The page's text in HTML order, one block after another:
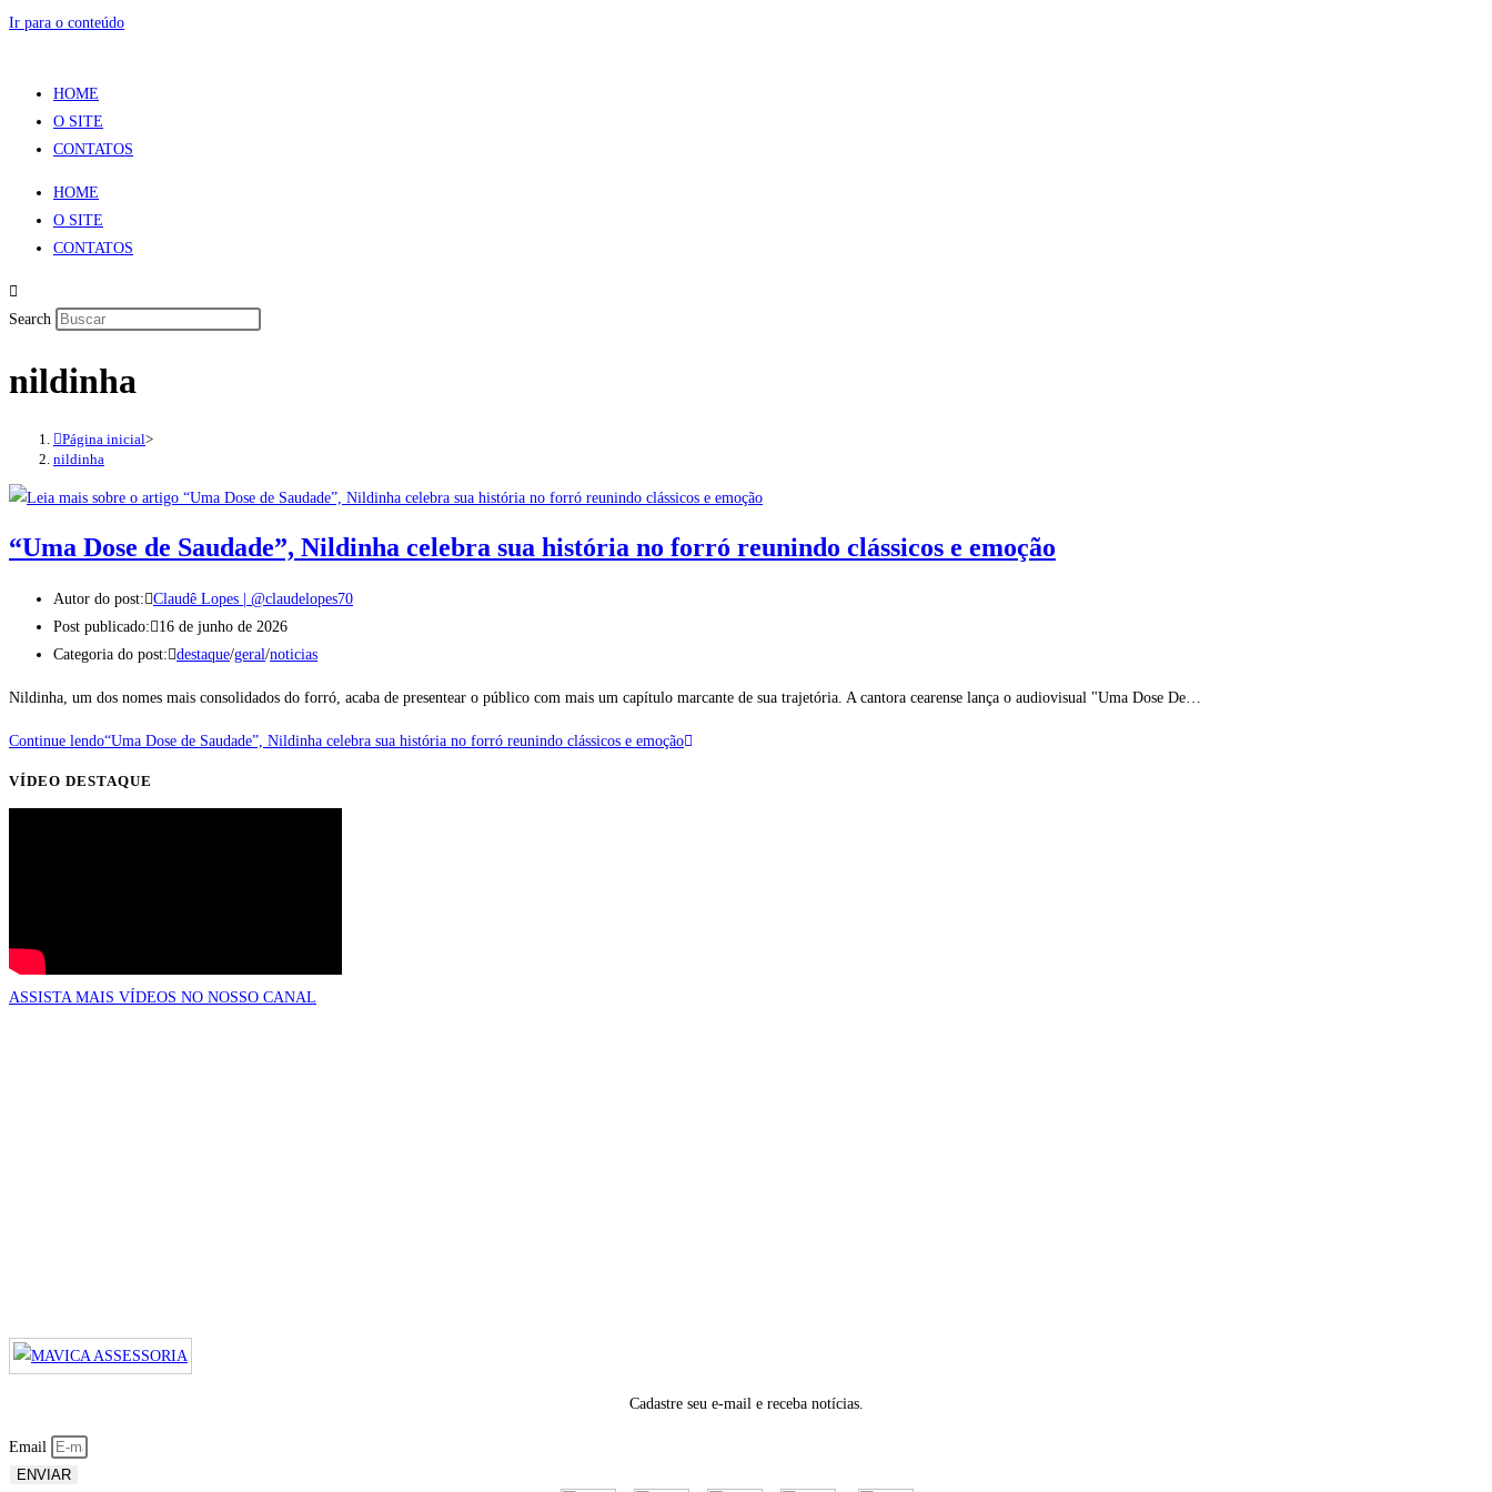
Ir para o conteúdo
HOME
O SITE
CONTATOS
HOME
O SITE
CONTATOS
Search
nildinha
Página inicial>
nildinha
“Uma Dose de Saudade”, Nildinha celebra sua história no forró reunindo clássicos e emoção
Autor do post: Claudê Lopes | @claudelopes70
Post publicado:
16 de junho de 2026
Categoria do post: destaque/geral/noticias
Nildinha, um dos nomes mais consolidados do forró, acaba de presentear o público com mais um capítulo marcante de sua trajetória. A cantora cearense lança o audiovisual "Uma Dose De…
Continue lendo“Uma Dose de Saudade”, Nildinha celebra sua história no forró reunindo clássicos e emoção
VÍDEO DESTAQUE
ASSISTA MAIS VÍDEOS NO NOSSO CANAL
Cadastre seu e-mail e receba notícias.
Email
ENVIAR